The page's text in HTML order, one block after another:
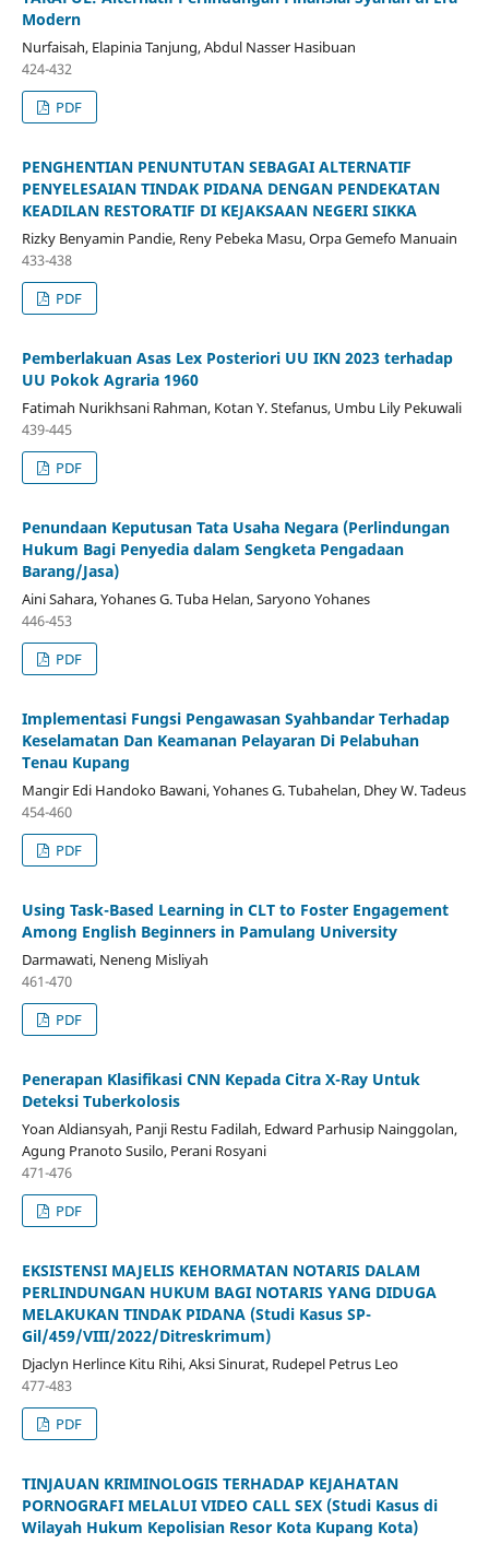
Modern
Nurfaisah, Elapinia Tanjung, Abdul Nasser Hasibuan
424-432
PDF
PENGHENTIAN PENUNTUTAN SEBAGAI ALTERNATIF
PENYELESAIAN TINDAK PIDANA DENGAN PENDEKATAN
KEADILAN RESTORATIF DI KEJAKSAAN NEGERI SIKKA
Rizky Benyamin Pandie, Reny Pebeka Masu, Orpa Gemefo Manuain
433-438
PDF
Pemberlakuan Asas Lex Posteriori UU IKN 2023 terhadap
UU Pokok Agraria 1960
Fatimah Nurikhsani Rahman, Kotan Y. Stefanus, Umbu Lily Pekuwali
439-445
PDF
Penundaan Keputusan Tata Usaha Negara (Perlindungan
Hukum Bagi Penyedia dalam Sengketa Pengadaan
Barang/Jasa)
Aini Sahara, Yohanes G. Tuba Helan, Saryono Yohanes
446-453
PDF
Implementasi Fungsi Pengawasan Syahbandar Terhadap
Keselamatan Dan Keamanan Pelayaran Di Pelabuhan
Tenau Kupang
Mangir Edi Handoko Bawani, Yohanes G. Tubahelan, Dhey W. Tadeus
454-460
PDF
Using Task-Based Learning in CLT to Foster Engagement
Among English Beginners in Pamulang University
Darmawati, Neneng Misliyah
461-470
PDF
Penerapan Klasifikasi CNN Kepada Citra X-Ray Untuk
Deteksi Tuberkolosis
Yoan Aldiansyah, Panji Restu Fadilah, Edward Parhusip Nainggolan,
Agung Pranoto Susilo, Perani Rosyani
471-476
PDF
EKSISTENSI MAJELIS KEHORMATAN NOTARIS DALAM
PERLINDUNGAN HUKUM BAGI NOTARIS YANG DIDUGA
MELAKUKAN TINDAK PIDANA (Studi Kasus SP-
Gil/459/VIII/2022/Ditreskrimum)
Djaclyn Herlince Kitu Rihi, Aksi Sinurat, Rudepel Petrus Leo
477-483
PDF
TINJAUAN KRIMINOLOGIS TERHADAP KEJAHATAN
PORNOGRAFI MELALUI VIDEO CALL SEX (Studi Kasus di
Wilayah Hukum Kepolisian Resor Kota Kupang Kota)